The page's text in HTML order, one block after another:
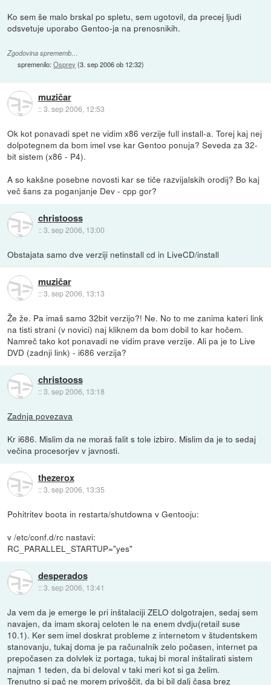
Ko sem še malo brskal po spletu, sem ugotovil, da precej ljudi
odsvetuje uporabo Gentoo-ja na prenosnikih.
Zgodovina sprememb…
spremenilo:Osprey (3. sep 2006 ob 12:32)
muzičar
::3. sep 2006, 12:53
Ok kot ponavadi spet ne vidim x86 verzije full install-a. Torej kaj nej
dolpotegnem da bom imel vse kar Gentoo ponuja? Seveda za 32-
bit sistem (x86 - P4).
A so kakšne posebne novosti kar se tiče razvijalskih orodij? Bo kaj
več šans za poganjanje Dev - cpp gor?
christooss
::3. sep 2006, 13:00
Obstajata samo dve verziji netinstall cd in LiveCD/install
muzičar
::3. sep 2006, 13:13
Že že. Pa imaš samo 32bit verzijo?! Ne. No to me zanima kateri link
na tisti strani (v novici) naj kliknem da bom dobil to kar hočem.
Namreč tako kot ponavadi ne vidim prave verzije. Ali pa je to Live
DVD (zadnji link) - i686 verzija?
christooss
::3. sep 2006, 13:18
Zadnja povezava
Kr i686. Mislim da ne moraš falit s tole izbiro. Mislim da je to sedaj
večina procesorjev v javnosti.
thezerox
::3. sep 2006, 13:35
Pohitritev boota in restarta/shutdowna v Gentooju:
v /etc/conf.d/rc nastavi:
RC_PARALLEL_STARTUP="yes"
desperados
::3. sep 2006, 13:41
Ja vem da je emerge le pri inštalaciji ZELO dolgotrajen, sedaj sem
navajen, da imam skoraj celoten le na enem dvdju(retail suse
10.1). Ker sem imel doskrat probleme z internetom v študentskem
stanovanju, tukaj doma je pa računalnik zelo počasen, internet pa
prepočasen za dolvlek iz portaga, tukaj bi moral inštalirati sistem
najman 1 teden, da bi deloval v taki meri kot si ga želim.
Trenutno si pač ne morem privoščit, da bi bil dalj časa brez